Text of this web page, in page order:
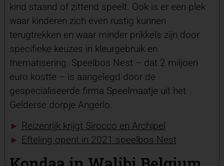
kind staand of zittend speelt. Ook is er een plek
waar kinderen zich even rustig kunnen
terugtrekken en waar minder prikkels zijn door
specifieke keuzes in kleurgebruik en
thematisering. Speelbos Nest – dat 2 miljoen
euro kostte – is aangelegd door de
gespecialiseerde firma Speelmaatje uit het
Gelderse dorpje Angerlo.
► Reizenrijk krijgt Sirocco en Archipel
► Efteling opent in 2021 speelbos Nest